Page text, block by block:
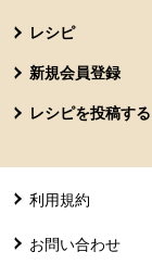
レシピ
新規会員登録
レシピを投稿する
利用規約
お問い合わせ